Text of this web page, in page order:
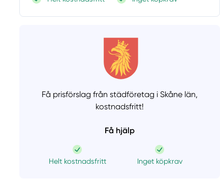
Få prisförslag från städföretag i Skåne län,
kostnadsfritt!
Få hjälp
Helt kostnadsfritt Inget köpkrav